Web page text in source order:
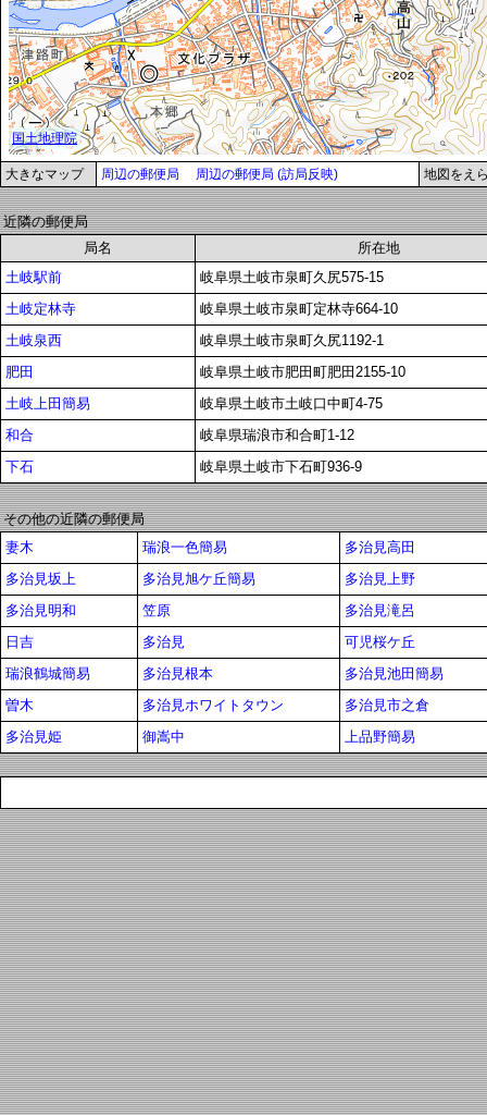
大きなマップ 周辺の郵便局 周辺の郵便局 (訪局反映) 地図をえ
近隣の郵便局
局名
所在地
土岐駅前
岐阜県土岐市泉町久尻575-15
土岐定林寺
岐阜県土岐市泉町定林寺664-10
土岐泉西
岐阜県土岐市泉町久尻1192-1
肥田
岐阜県土岐市肥田町肥田2155-10
土岐上田簡易
岐阜県土岐市土岐口中町4-75
和合
岐阜県瑞浪市和合町1-12
下石
岐阜県土岐市下石町936-9
その他の近隣の郵便局
妻木
瑞浪一色簡易
多治見高田
多治見坂上
多治見旭ケ丘簡易
多治見上野
多治見明和
笠原
多治見滝呂
日吉
多治見
可児桜ケ丘
瑞浪鶴城簡易
多治見根本
多治見池田簡易
曽木
多治見ホワイトタウン
多治見市之倉
多治見姫
御嵩中 上品野簡易